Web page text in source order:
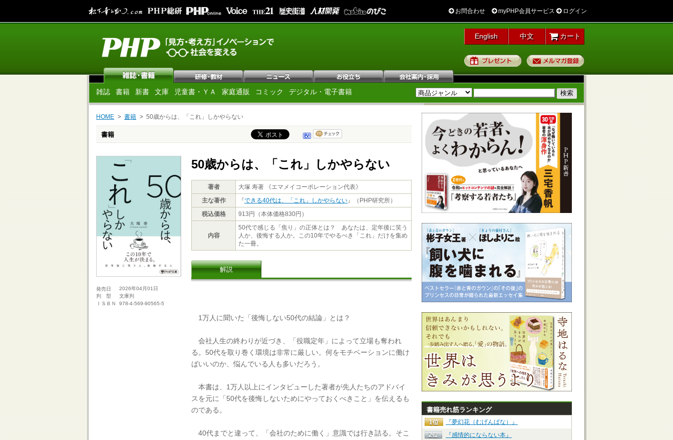
お問合わせ myPHP会員サービス ログイン
English 中文 カート
プレゼント
雑誌 書籍 新書 文庫 児童書・ＹＡ 家庭通販 コミック デジタル・電子書籍
HOME 書籍 50歳からは、「これ」しかやらない
書籍
発売日
2026年04月01日
判 型
文庫判
ＩＳＢＮ
978-4-569-90565-5
50歳からは、「これ」しかやらない
著者
大塚 寿著 《エマメイコーポレーション代表》
主な著作
『できる40代は、「これ」しかやらない』（PHP研究所）
税込価格
913円（本体価格830円）
内容
50代で感じる「焦り」の正体とは？ あなたは、定年後に笑う
人か、後悔する人か。この10年でやるべき「これ」だけを集め
た一冊。
解説
1万人に聞いた「後悔しない50代の結論」とは？
会社人生の終わりが近づき、「役職定年」によって立場も奪われ
る。50代を取り巻く環境は非常に厳しい。何をモチベーションに働け
ばいいのか、悩んでいる人も多いだろう。
本書は、1万人以上にインタビューした著者が先人たちのアドバイ
スを元に「50代を後悔しないためにやっておくべきこと」を伝えるも
のである。
40代までと違って、「会社のために働く」意識では行き詰る。そこ
書籍売れ筋ランキング
『夢幻花（むげんばな）』
『感情的にならない本』